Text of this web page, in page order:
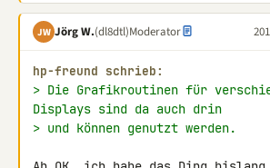
JW Jörg W.(dl8dtl)Moderator
hp-freund schrieb:
> Die Grafikroutinen für
Displays sind da auch drin
> und können genutzt werden.